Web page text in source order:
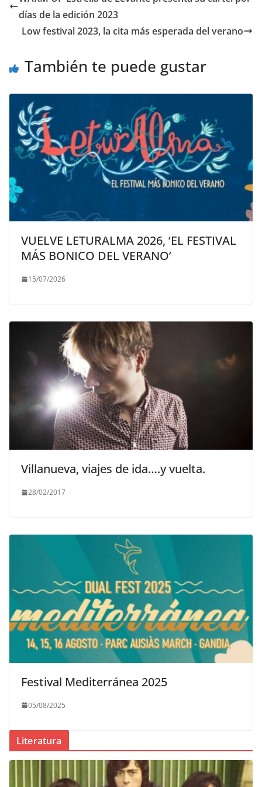
adelanto
de
próximo
días de la edición 2023
Low festival 2023, la cita más esperada del verano
También te puede gustar
VUELVE LETURALMA 2026, ‘EL FESTIVAL
MÁS BONICO DEL VERANO’
15/07/2026
Villanueva, viajes de ida….y vuelta.
28/02/2017
Festival Mediterránea 2025
05/08/2025
Literatura